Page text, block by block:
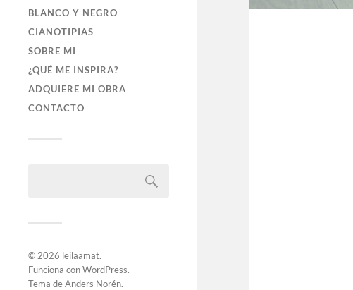
BLANCO Y NEGRO
CIANOTIPIAS
SOBRE MI
¿QUÉ ME INSPIRA?
ADQUIERE MI OBRA
CONTACTO
© 2026 leilaamat.
Funciona conWordPress.
Tema deAnders Norén.